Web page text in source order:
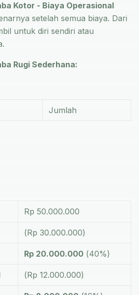
Kotor - Biaya Operasional
setelah semua biaya. Dari
untuk diri sendiri atau
Rugi Sederhana:
Jumlah
Rp 50.000.000
(Rp 30.000.000)
Rp 20.000.000 (40%)
(Rp 12.000.000)